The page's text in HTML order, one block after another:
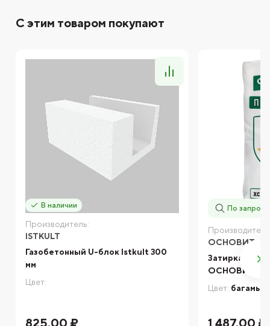
С этим товаром покупают
В наличии
Производитель:
ISTKULT
Газобетонный U-блок Istkult 300
мм
Цвет:
825.00 ₽
По запросу
ОСНОВИТ
Затирка
ОСНОВИТ
Цвет: багамы
1 487.00 ₽